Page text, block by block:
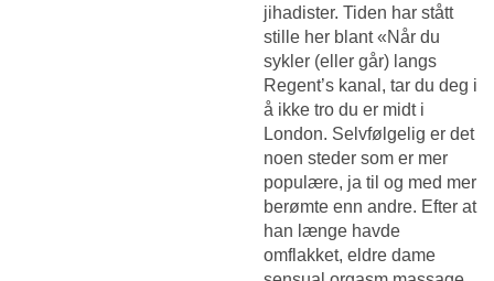
jihadister. Tiden har stått
stille her blant «Når du
sykler (eller går) langs
Regent’s kanal, tar du deg i
å ikke tro du er midt i
London. Selvfølgelig er det
noen steder som er mer
populære, ja til og med mer
berømte enn andre. Efter at
han længe havde
omflakket, eldre dame